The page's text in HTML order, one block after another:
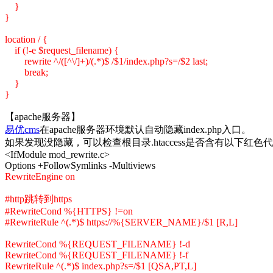
}
}
location / {
if (!-e $request_filename) {
rewrite ^/([^\/]+)/(.*)$ /$1/index.php?s=/$2 last;
break;
}
}
【apache服务器】
易优cms在apache服务器环境默认自动隐藏index.php入口。
如果发现没隐藏，可以检查根目录.htaccess是否含有以下红色
<IfModule mod_rewrite.c>
Options +FollowSymlinks -Multiviews
RewriteEngine on
#http跳转到https
#RewriteCond %{HTTPS} !=on
#RewriteRule ^(.*)$ https://%{SERVER_NAME}/$1 [R,L]
RewriteCond %{REQUEST_FILENAME} !-d
RewriteCond %{REQUEST_FILENAME} !-f
RewriteRule ^(.*)$ index.php?s=/$1 [QSA,PT,L]